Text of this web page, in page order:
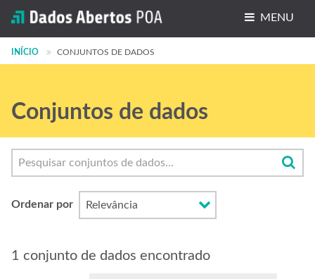
MENU
Conjuntos de dados
Grupos
Sobre
INÍCIO CONJUNTOS DE DADOS
Conjuntos de dados
Ordenar por
1 conjunto de dados encontrado